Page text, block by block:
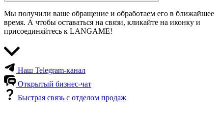
Мы получили ваше обращение и обработаем его в ближайшее
время. А чтобы оставаться на связи, кликайте на иконку и
присоединяйтесь к LANGAME!
Наш Telegram-канал
Открытый бизнес-чат
Быстрая связь с отделом продаж